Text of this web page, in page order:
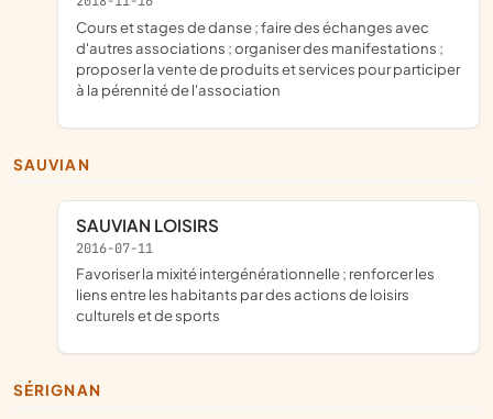
cours et stages de danse ; faire des échanges avec
d'autres associations ; organiser des manifestations ;
proposer la vente de produits et services pour participer
à la pérennité de l'association
SAUVIAN
SAUVIAN LOISIRS
2016-07-11
favoriser la mixité intergénérationnelle ; renforcer les
liens entre les habitants par des actions de loisirs
culturels et de sports
SÉRIGNAN